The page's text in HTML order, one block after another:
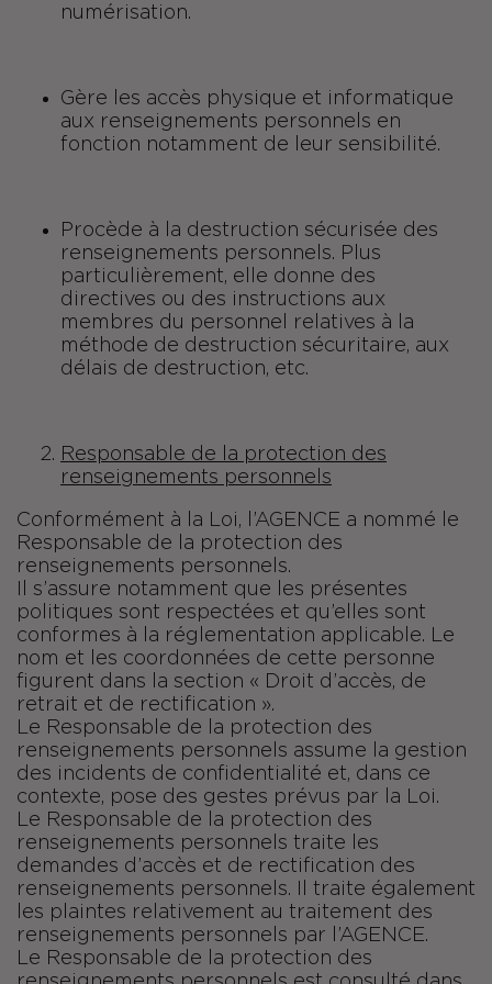
numérisation.
Gère les accès physique et informatique
aux renseignements personnels en
fonction notamment de leur sensibilité.
Procède à la destruction sécurisée des
renseignements personnels. Plus
particulièrement, elle donne des
directives ou des instructions aux
membres du personnel relatives à la
méthode de destruction sécuritaire, aux
délais de destruction, etc.
Responsable de la protection des
renseignements personnels
Conformément à la Loi, l’AGENCE a nommé le
Responsable de la protection des
renseignements personnels.
Il s’assure notamment que les présentes
politiques sont respectées et qu’elles sont
conformes à la réglementation applicable. Le
nom et les coordonnées de cette personne
figurent dans la section « Droit d’accès, de
retrait et de rectification ».
Le Responsable de la protection des
renseignements personnels assume la gestion
des incidents de confidentialité et, dans ce
contexte, pose des gestes prévus par la Loi.
Le Responsable de la protection des
renseignements personnels traite les
demandes d’accès et de rectification des
renseignements personnels. Il traite également
les plaintes relativement au traitement des
renseignements personnels par l’AGENCE.
Le Responsable de la protection des